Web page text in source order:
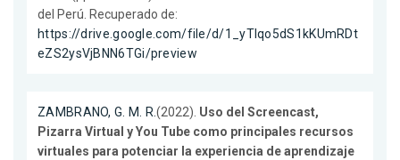
del Perú. Recuperado de:
https://drive.google.com/file/d/1_yTlqo5dS1kKUmRDt
eZS2ysVjBNN6TGi/preview
ZAMBRANO, G. M. R.(2022). Uso del Screencast,
Pizarra Virtual y You Tube como principales recursos
virtuales para potenciar la experiencia de aprendizaje